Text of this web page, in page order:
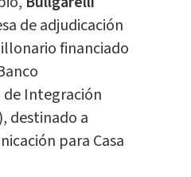
de adjudicación
financiado
Integración
destinado a
para Casa